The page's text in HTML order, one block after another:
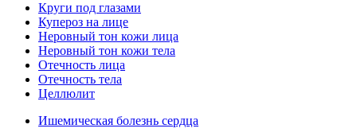
Круги под глазами
Купероз на лице
Неровный тон кожи лица
Неровный тон кожи тела
Отечность лица
Отечность тела
Целлюлит
Ишемическая болезнь сердца